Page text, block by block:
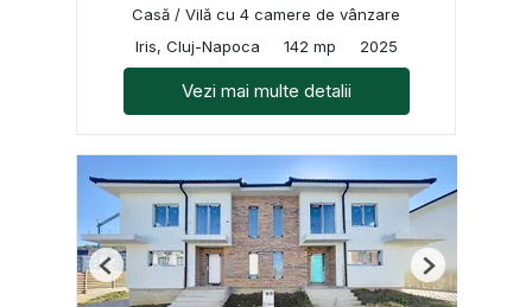
Casă / Vilă cu 4 camere de vânzare
Iris, Cluj-Napoca
142 mp 2025
Vezi mai multe detalii
Previous Next